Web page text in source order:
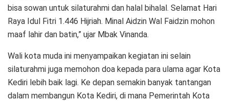
bisa sowan untuk silaturahmi dan halal bihalal. Selamat Hari
Raya Idul Fitri 1.446 Hijriah. Minal Aidzin Wal Faidzin mohon
maaf lahir dan batin,” ujar Mbak Vinanda.
Wali kota muda ini menyampaikan kegiatan ini selain
silaturahmi juga memohon doa kepada para ulama agar Kota
Kediri lebih baik lagi. Ke depan semakin banyak tantangan
dalam membangun Kota Kediri, di mana Pemerintah Kota